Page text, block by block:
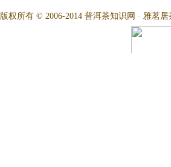
版权所有 © 2006-2014 普洱茶知识网 · 雅茗